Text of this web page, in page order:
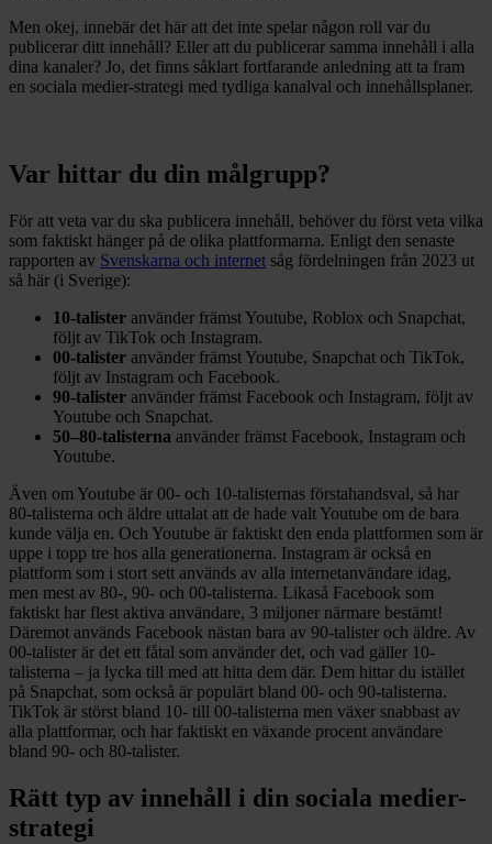
Men okej, innebär det här att det inte spelar någon roll var du
publicerar ditt innehåll? Eller att du publicerar samma innehåll i alla
dina kanaler? Jo, det finns såklart fortfarande anledning att ta fram
en sociala medier-strategi med tydliga kanalval och innehållsplaner.
Var hittar du din målgrupp?
För att veta var du ska publicera innehåll, behöver du först veta vilka
som faktiskt hänger på de olika plattformarna. Enligt den senaste
rapporten av Svenskarna och internet såg fördelningen från 2023 ut
så här (i Sverige):
10-talister använder främst Youtube, Roblox och Snapchat,
följt av TikTok och Instagram.
00-talister använder främst Youtube, Snapchat och TikTok,
följt av Instagram och Facebook.
90-talister använder främst Facebook och Instagram, följt av
Youtube och Snapchat.
50–80-talisterna använder främst Facebook, Instagram och
Youtube.
Även om Youtube är 00- och 10-talisternas förstahandsval, så har
80-talisterna och äldre uttalat att de hade valt Youtube om de bara
kunde välja en. Och Youtube är faktiskt den enda plattformen som är
uppe i topp tre hos alla generationerna. Instagram är också en
plattform som i stort sett används av alla internetanvändare idag,
men mest av 80-, 90- och 00-talisterna. Likaså Facebook som
faktiskt har flest aktiva användare, 3 miljoner närmare bestämt!
Däremot används Facebook nästan bara av 90-talister och äldre. Av
00-talister är det ett fåtal som använder det, och vad gäller 10-
talisterna – ja lycka till med att hitta dem där. Dem hittar du istället
på Snapchat, som också är populärt bland 00- och 90-talisterna.
TikTok är störst bland 10- till 00-talisterna men växer snabbast av
alla plattformar, och har faktiskt en växande procent användare
bland 90- och 80-talister.
Rätt typ av innehåll i din sociala medier-
strategi